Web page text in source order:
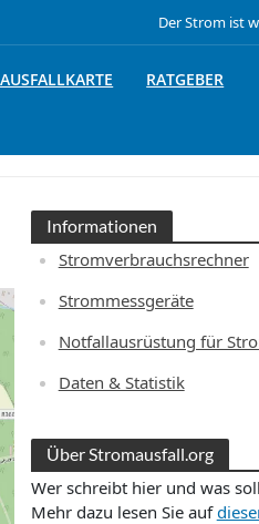
Der Strom ist
RATGEBER
Informationen
Stromverbrauchsrechner
Strommessgeräte
Notfallausrüstung für
Daten & Statistik
Über Stromausfall.org
Wer schreibt hier und was
Mehr dazu lesen Sie auf